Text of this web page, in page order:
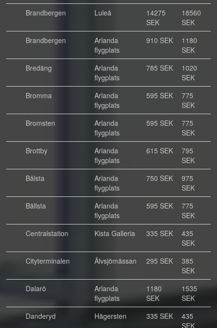
Brandbergen
Luleå
14275
SEK
18560
SEK
Brandbergen
Arlanda
flygplats
910 SEK
1180
SEK
Bredäng
Arlanda
flygplats
785 SEK
1020
SEK
Bromma
Arlanda
flygplats
595 SEK
775
SEK
Bromsten
Arlanda
flygplats
595 SEK
775
SEK
Brottby
Arlanda
flygplats
615 SEK
795
SEK
Bålsta
Arlanda
flygplats
750 SEK
975
SEK
Bällsta
Arlanda
flygplats
595 SEK
775
SEK
Centralstation
Kista Galleria 335 SEK
435
SEK
Cityterminalen
Älvsjömässan 295 SEK
385
SEK
Dalarö
Arlanda
flygplats
1180
SEK
1535
SEK
Danderyd
Hägersten 335 SEK
435
SEK